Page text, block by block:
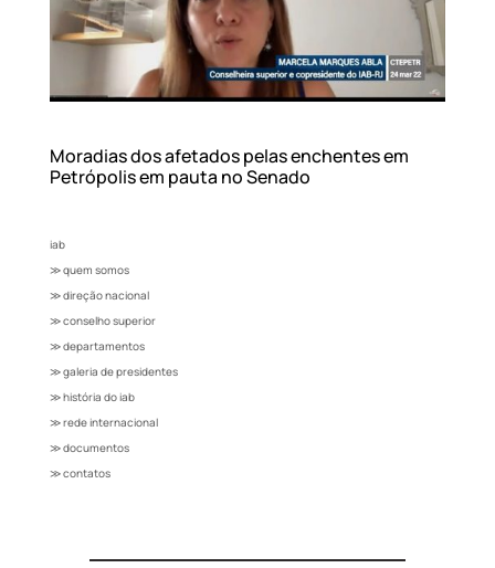
Moradias dos afetados pelas enchentes em
Petrópolis em pauta no Senado
iab
≫ quem somos
≫ direção nacional
≫ conselho superior
≫ departamentos
≫ galeria de presidentes
≫ história do iab
≫ rede internacional
≫ documentos
≫ contatos